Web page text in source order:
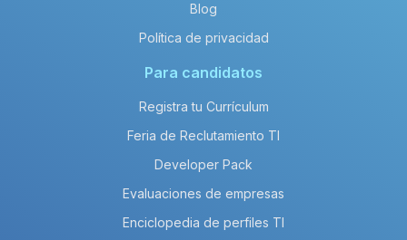
Blog
Política de privacidad
Para candidatos
Registra tu Currículum
Feria de Reclutamiento TI
Developer Pack
Evaluaciones de empresas
Enciclopedia de perfiles TI